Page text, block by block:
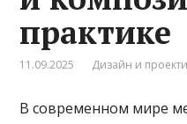
практике
11.09.2025 Дизайн и
В современном мире